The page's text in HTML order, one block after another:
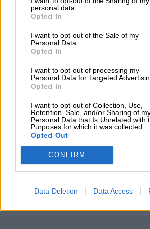
personal data.
Opted In
I want to opt-out of the Sale of my
Personal Data.
Opted In
I want to opt-out of processing my
Personal Data for Targeted
Opted In
I want to opt-out of Collection, Use,
Retention, Sale, and/or Sharing of
Personal Data that Is Unrelated with
Purposes for which it was collected.
Opted Out
CONFIRM
Data Deletion Data Access
08/08/2026 , 23:57
εντάξει σε ΚΟΕ τα βιολογικά μήλα
Ξεκίνησε ο φωτογραφικός
«TLOUPAS PATH 2026»
08/08/2026 , 18:59
Δείτε